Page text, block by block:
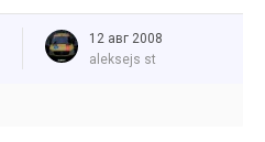
12 авг 2008
aleksejs st